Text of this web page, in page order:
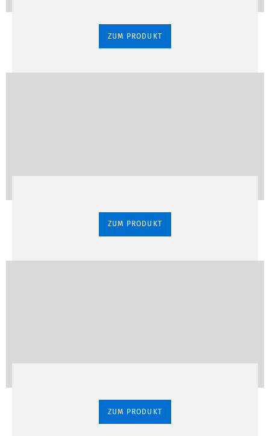
ZUM PRODUKT
ZUM PRODUKT
ZUM PRODUKT